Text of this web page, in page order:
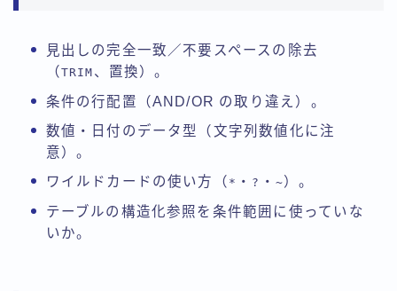
見出しの完全一致／不要スペースの除去
（ TRIM 、置換）。
条件の行配置（AND/OR の取り違え）。
数値・日付のデータ型（文字列数値化に注
意）。
ワイルドカードの使い方（ * ・ ? ・ ~）。
テーブルの構造化参照を条件範囲に使っていな
いか。